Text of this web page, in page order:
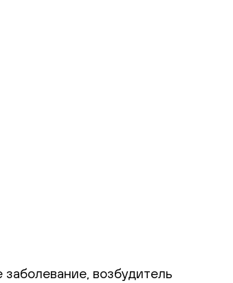
возбудитель